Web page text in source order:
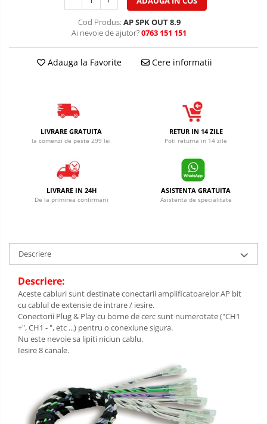
Cod Produs: AP SPK OUT 8.9
Ai nevoie de ajutor?0763 151 151
Adauga la Favorite Cere informatii
LIVRARE GRATUITA
la comenzi de peste 299 lei
RETUR IN 14 ZILE
Poti returna in 14 zile
LIVRARE IN 24H
De la primirea confirmarii
ASISTENTA GRATUITA
Asistenta de specialitate
Descriere
Descriere:
Aceste cabluri sunt destinate conectarii amplificatoarelor AP bit
cu cablul de extensie de intrare / iesire.
Conectorii Plug & Play cu borne de cerc sunt numerotate ("CH1
+", CH1 - ", etc ...) pentru o conexiune sigura.
Nu este nevoie sa lipiti niciun cablu.
Iesire 8 canale.